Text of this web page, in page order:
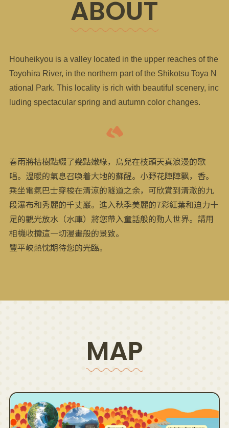
ABOUT
Houheikyou is a valley located in the upper reaches of the
Toyohira River, in the northern part of the Shikotsu Toya N
ational Park. This locality is rich with beautiful scenery, inc
luding spectacular spring and autumn color changes.
春雨將枯樹點綴了幾點嫩綠，鳥兒在枝頭天真浪漫的歌
唱。溫暖的氣息召喚着大地的蘇醒。小野花陣陣飘，香。
乘坐電氣巴士穿梭在清涼的隧道之余，可欣賞到清澈的九
段瀑布和秀麗的千丈巖。進入秋季美麗的7彩紅葉和迫力十
足的觀光放水（水庫）將您帶入童話般的動人世界。請用
相機收攬這一切漫畫般的景致。
豐平峽熱忱期待您的光臨。
MAP